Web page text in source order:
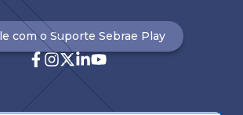
com o Suporte Sebrae Play